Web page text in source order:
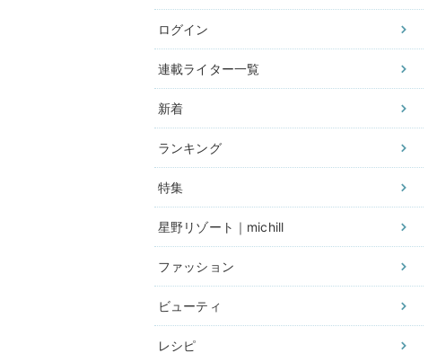
ログイン
連載ライター一覧
新着
ランキング
特集
星野リゾート｜michill
ファッション
ビューティ
レシピ